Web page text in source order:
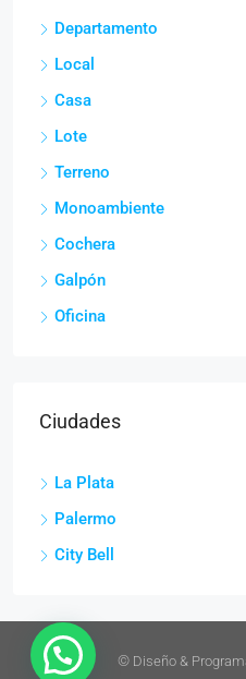
Departamento
Local
Casa
Lote
Terreno
Monoambiente
Cochera
Galpón
Oficina
Ciudades
La Plata
Palermo
City Bell
© Diseño &